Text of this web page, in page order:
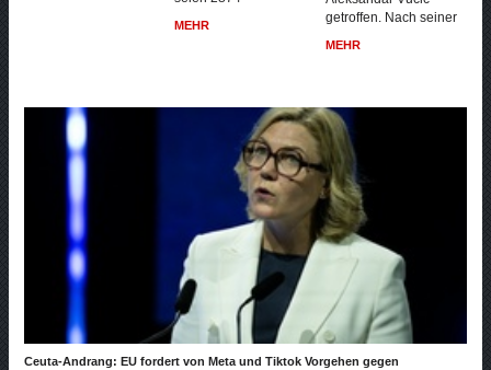
MEHR
getroffen. Nach seiner
MEHR
Ceuta-Andrang: EU fordert von Meta und Tiktok Vorgehen gegen